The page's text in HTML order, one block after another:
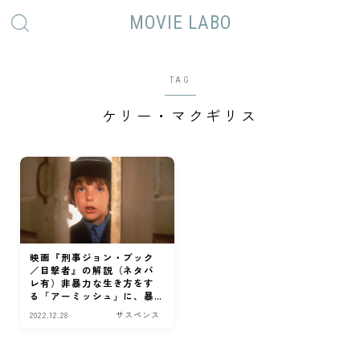
MOVIE LABO
TAG
ケリー・マクギリス
映画『刑事ジョン・ブック
／目撃者』の解説（ネタバ
レ有）非暴力な生き方をす
る「アーミッシュ」に、暴
力の象徴・殺人事件を掛け
合わせた傑作映画
2022.12.28 サスペンス